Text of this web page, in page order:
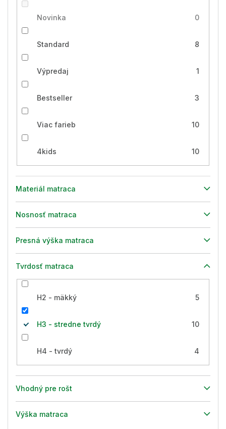
Novinka 0
Standard 8
Výpredaj 1
Bestseller 3
Viac farieb 10
4kids 10
Materiál matraca
Nosnosť matraca
Presná výška matraca
Tvrdosť matraca
H2 - mäkký 5
H3 - stredne tvrdý 10
H4 - tvrdý 4
Vhodný pre rošt
Výška matraca